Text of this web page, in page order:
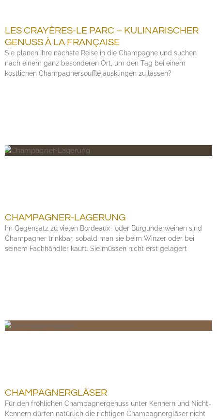
LES CRAYÈRES-LE PARC – KULINARISCHER
GENUSS À LA FRANÇAISE
Sie planen Ihre nächste Reise in die Champagne und suchen
nach einem ganz besonderen Ort, um den Tag bei einem
köstlichen Champagnersoufflé ausklingen zu lassen?
CHAMPAGNER-LAGERUNG
Im Gegensatz zu vielen Bordeaux- oder Burgunderweinen sind
Champagner trinkbar, sobald man sie beim Winzer oder bei
seinem Fachhändler kauft. Sie müssen nicht erst gelagert
CHAMPAGNERGLÄSER
Für den fröhlichen Champagnergenuss unter Kennern und Nicht-
Kennern dürfen natürlich die richtigen Champagnergläser nicht